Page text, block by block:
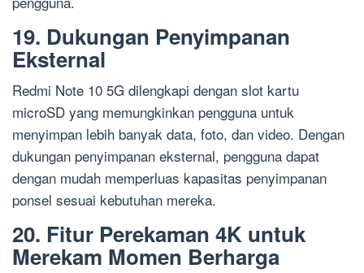
19. Dukungan Penyimpanan
Eksternal
Redmi Note 10 5G dilengkapi dengan slot kartu
microSD yang memungkinkan pengguna untuk
menyimpan lebih banyak data, foto, dan video. Dengan
dukungan penyimpanan eksternal, pengguna dapat
dengan mudah memperluas kapasitas penyimpanan
ponsel sesuai kebutuhan mereka.
20. Fitur Perekaman 4K untuk
Merekam Momen Berharga